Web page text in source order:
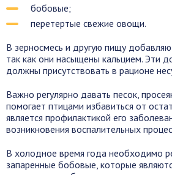
бобовые;
перетертые свежие овощи.
В зерносмесь и другую пищу
так как они насыщены кальцием. Эти
должны присутствовать в рационе
Важно регулярно давать песок,
помогает птицами избавиться от
является профилактикой его
возникновения воспалительных
В холодное время года необходимо
запаренные бобовые, которые